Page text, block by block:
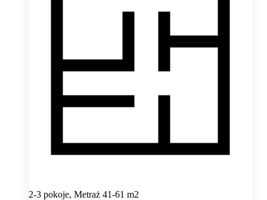
2-3 pokoje, Metraż 41-61 m2